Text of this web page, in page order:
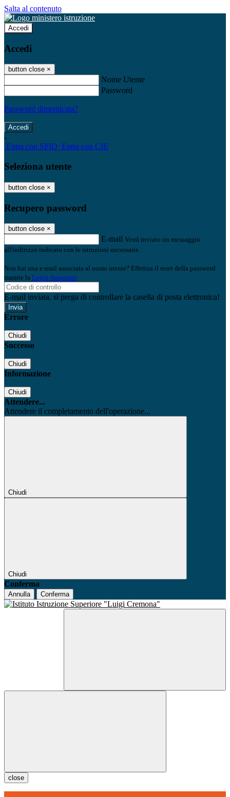
Salta al contenuto
Accedi
Accedi
button close ×
Nome Utente
Password
Password dimenticata?
-
Entra con SPID Entra con CIE
Seleziona utente
button close ×
Recupero password
button close ×
E-mail Verrà inviato un messaggio
all'indirizzo indicato con le istruzioni necessarie.
Non hai una e-mail associata al nome utente? Effettua il reset della password
tramite la Login Spaggiari
E-mail inviata, si prega di controllare la casella di posta elettronica!
Errore
Chiudi
Successo
Chiudi
Informazione
Chiudi
Attendere...
Attendere il completamento dell'operazione...
Chiudi
Chiudi
Conferma
Annulla Conferma
close